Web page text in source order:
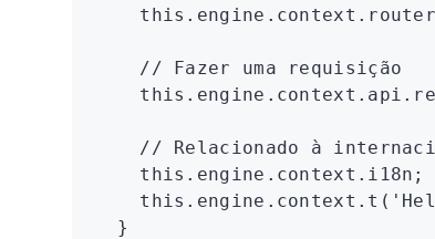
    this
. engine . context
    // Fazer uma requisição
    this
. engine . context . api
// Relacionado à
    this
. engine . context .i18n;
    this
. engine . context .t (
  }